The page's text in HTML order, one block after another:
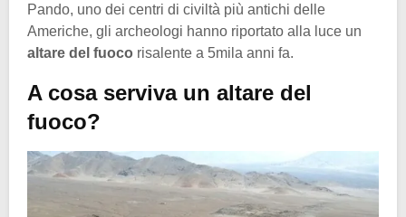
Pando, uno dei centri di civiltà più antichi delle
Americhe, gli archeologi hanno riportato alla luce un
altare del fuoco risalente a 5mila anni fa.
A cosa serviva un altare del
fuoco?